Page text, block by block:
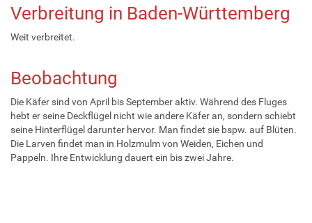
Verbreitung in Baden-Württemberg
Weit verbreitet.
Beobachtung
Die Käfer sind von April bis September aktiv. Während des Fluges
hebt er seine Deckflügel nicht wie andere Käfer an, sondern schiebt
seine Hinterflügel darunter hervor. Man findet sie bspw. auf Blüten.
Die Larven findet man in Holzmulm von Weiden, Eichen und
Pappeln. Ihre Entwicklung dauert ein bis zwei Jahre.